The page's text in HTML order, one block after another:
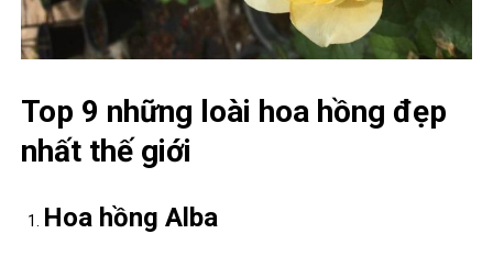
Top 9 những loài hoa hồng đẹp
nhất thế giới
Hoa hồng Alba